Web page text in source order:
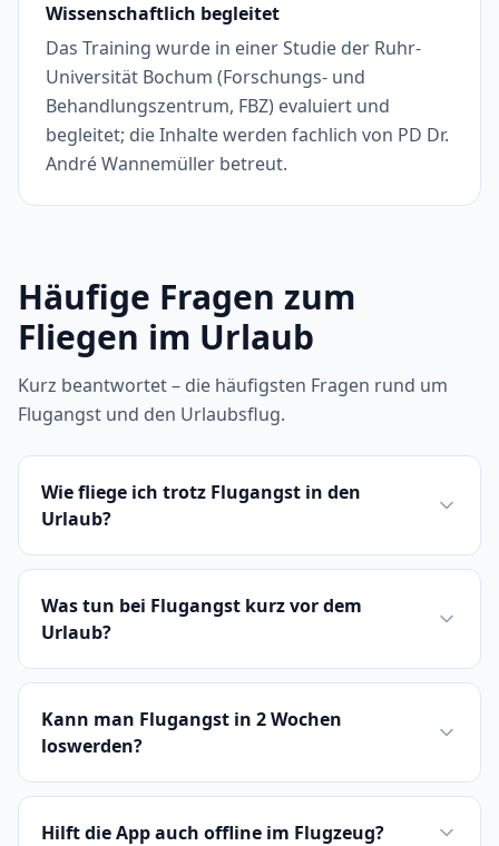
Wissenschaftlich begleitet
Das Training wurde in einer Studie der Ruhr-
Universität Bochum (Forschungs- und
Behandlungszentrum, FBZ) evaluiert und
begleitet; die Inhalte werden fachlich von PD Dr.
André Wannemüller betreut.
Häufige Fragen zum
Fliegen im Urlaub
Kurz beantwortet – die häufigsten Fragen rund um
Flugangst und den Urlaubsflug.
Wie fliege ich trotz Flugangst in den
Urlaub?
Was tun bei Flugangst kurz vor dem
Urlaub?
Kann man Flugangst in 2 Wochen
loswerden?
Hilft die App auch offline im Flugzeug?